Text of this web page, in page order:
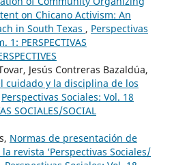
on Chicano Activism: An
in South Texas , Perspectivas
1: PERSPECTIVAS
Jesús Contreras Bazaldúa,
cuidado y la disciplina de los
Perspectivas Sociales: Vol. 18
SOCIALES/SOCIAL
Normas de presentación de
revista ‘Perspectivas Sociales/